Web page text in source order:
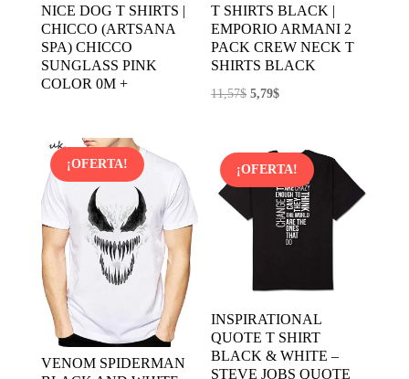
NICE DOG T SHIRTS |
CHICCO (ARTSANA
SPA) CHICCO
SUNGLASS PINK
COLOR 0M +
T SHIRTS BLACK |
EMPORIO ARMANI 2
PACK CREW NECK T
SHIRTS BLACK
11,57$ El
era:
11,57$.
5,79$El
es:
5,79$.
¡OFERTA!
VENOM SPIDERMAN
¡OFERTA!
INSPIRATIONAL
QUOTE T SHIRT
BLACK & WHITE –
STEVE JOBS QUOTE